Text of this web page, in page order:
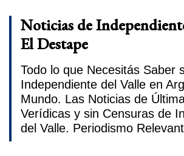
Noticias de
El Destape
Todo lo que Necesitás Saber
Independiente del Valle en
Mundo. Las Noticias de
Verídicas y sin Censuras de
del Valle. Periodismo